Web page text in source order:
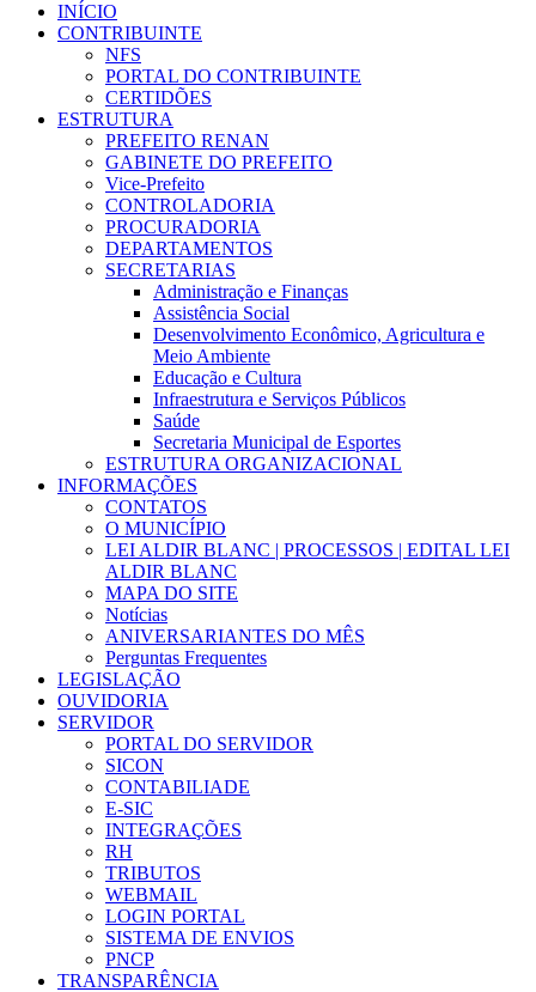
INÍCIO
CONTRIBUINTE
NFS
PORTAL DO CONTRIBUINTE
CERTIDÕES
ESTRUTURA
PREFEITO RENAN
GABINETE DO PREFEITO
Vice-Prefeito
CONTROLADORIA
PROCURADORIA
DEPARTAMENTOS
SECRETARIAS
Administração e Finanças
Assistência Social
Desenvolvimento Econômico, Agricultura e
Meio Ambiente
Educação e Cultura
Infraestrutura e Serviços Públicos
Saúde
Secretaria Municipal de Esportes
ESTRUTURA ORGANIZACIONAL
INFORMAÇÕES
CONTATOS
O MUNICÍPIO
LEI ALDIR BLANC | PROCESSOS | EDITAL LEI
ALDIR BLANC
MAPA DO SITE
Notícias
ANIVERSARIANTES DO MÊS
Perguntas Frequentes
LEGISLAÇÃO
OUVIDORIA
SERVIDOR
PORTAL DO SERVIDOR
SICON
CONTABILIADE
E-SIC
INTEGRAÇÕES
RH
TRIBUTOS
WEBMAIL
LOGIN PORTAL
SISTEMA DE ENVIOS
PNCP
TRANSPARÊNCIA